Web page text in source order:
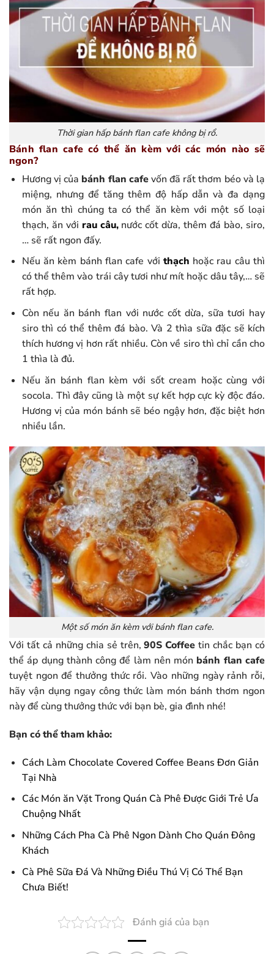
Thời gian hấp bánh flan cafe không bị rổ.
Bánh flan cafe có thể ăn kèm với các món nào sẽ
ngon?
Hương vị của bánh flan cafevốn đã rất thơm béo và lạ
miệng, nhưng để tăng thêm độ hấp dẫn và đa dạng
món ăn thì chúng ta có thể ăn kèm với một số loại
thạch, ăn với rau câu, nước cốt dừa, thêm đá bào, siro,
… sẽ rất ngon đấy.
Nếu ăn kèm bánh flan cafe với thạch hoặc rau câu thì
có thể thêm vào trái cây tươi như mít hoặc dâu tây,… sẽ
rất hợp.
Còn nếu ăn bánh flan với nước cốt dừa, sữa tươi hay
siro thì có thể thêm đá bào. Và 2 thìa sữa đặc sẽ kích
thích hương vị hơn rất nhiều. Còn về siro thì chỉ cần cho
1 thìa là đủ.
Nếu ăn bánh flan kèm với sốt cream hoặc cùng với
socola. Thì đây cũng là một sự kết hợp cực kỳ độc đáo.
Hương vị của món bánh sẽ béo ngậy hơn, đặc biệt hơn
nhiều lần.
Một số món ăn kèm với bánh flan cafe.
Với tất cả những chia sẻ trên,90S Coffee tin chắc bạn có
thể áp dụng thành công để làm nên món bánh flan cafe
tuyệt ngon để thưởng thức rồi. Vào những ngày rảnh rỗi,
hãy vận dụng ngay công thức làm món bánh thơm ngon
này để cùng thưởng thức với bạn bè, gia đình nhé!
Bạn có thể tham khảo:
Cách Làm Chocolate Covered Coffee Beans Đơn Giản
Tại Nhà
Các Món ăn Vặt Trong Quán Cà Phê Được Giới Trẻ Ưa
Chuộng Nhất
Những Cách Pha Cà Phê Ngon Dành Cho Quán Đông
Khách
Cà Phê Sữa Đá Và Những Điều Thú Vị Có Thể Bạn
Chưa Biết!
Đánh giá của bạn